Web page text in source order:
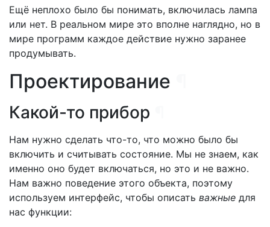
Ещё неплохо было бы понимать, включилась лампа
или нет. В реальном мире это вполне наглядно, но в
мире программ каждое действие нужно заранее
продумывать.
Проектирование
Какой-то прибор
Нам нужно сделать что-то, что можно было бы
включить и считывать состояние. Мы не знаем, как
именно оно будет включаться, но это и не важно.
Нам важно поведение этого объекта, поэтому
используем интерфейс, чтобы описать важные для
нас функции: